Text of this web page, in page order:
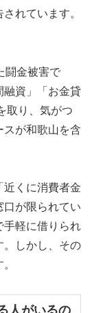
れています。
闘金被害で
融資」「お金貸
取り、気がつ
スが和歌山を含
近くに消費者金
口が限られてい
手軽に借りられ
。しかし、その
人がいるの